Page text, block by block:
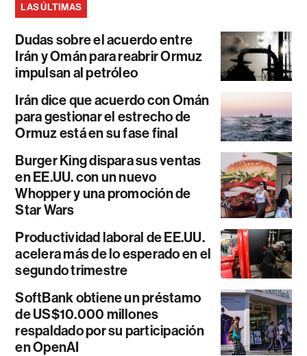
LAS ÚLTIMAS
Dudas sobre el acuerdo entre
Irán y Omán para reabrir Ormuz
impulsan al petróleo
Irán dice que acuerdo con Omán
para gestionar el estrecho de
Ormuz está en su fase final
Burger King dispara sus ventas
en EE.UU. con un nuevo
Whopper y una promoción de
Star Wars
Productividad laboral de EE.UU.
acelera más de lo esperado en el
segundo trimestre
SoftBank obtiene un préstamo
de US$10.000 millones
respaldado por su participación
en OpenAI